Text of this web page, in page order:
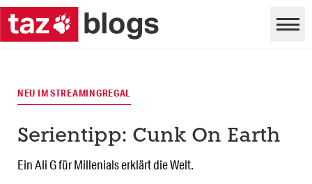
NEU IM STREAMINGREGAL
Serientipp: Cunk On Earth
Ein Ali G für Millenials erklärt die Welt.